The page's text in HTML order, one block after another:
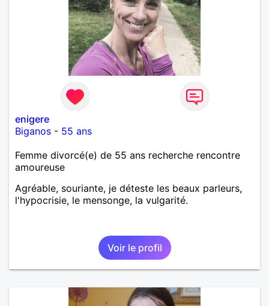
enigere
Biganos - 55 ans
Femme divorcé(e) de 55 ans recherche rencontre
amoureuse
Agréable, souriante, je déteste les beaux parleurs,
l'hypocrisie, le mensonge, la vulgarité.
Voir le profil